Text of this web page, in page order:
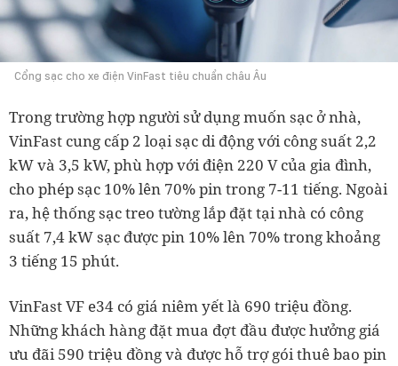
Cổng sạc cho xe điện VinFast tiêu chuẩn châu Âu
Trong trường hợp người sử dụng muốn sạc ở nhà,
VinFast cung cấp 2 loại sạc di động với công suất 2,2
kW và 3,5 kW, phù hợp với điện 220 V của gia đình,
cho phép sạc 10% lên 70% pin trong 7-11 tiếng. Ngoài
ra, hệ thống sạc treo tường lắp đặt tại nhà có công
suất 7,4 kW sạc được pin 10% lên 70% trong khoảng
3 tiếng 15 phút.
VinFast VF e34 có giá niêm yết là 690 triệu đồng.
Những khách hàng đặt mua đợt đầu được hưởng giá
ưu đãi 590 triệu đồng và được hỗ trợ gói thuê bao pin